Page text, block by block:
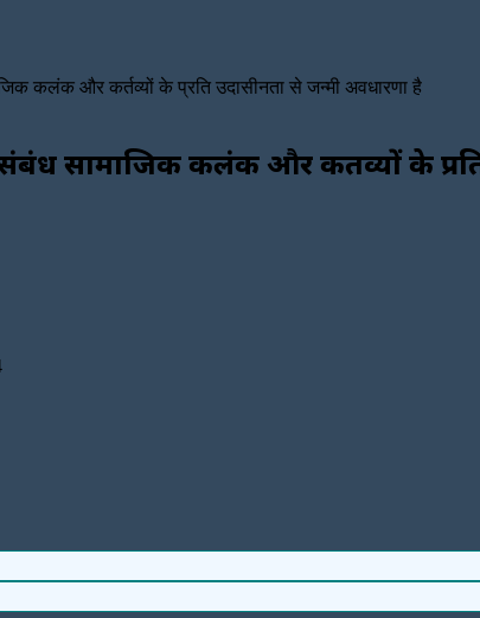
कलंक और कर्तव्यों के प्रति उदासीनता से जन्मी अवधारणा है
सामाजिक कलंक और कर्तव्यों के